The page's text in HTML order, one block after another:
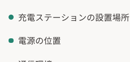
充電ステーションの設置場所
電源の位置